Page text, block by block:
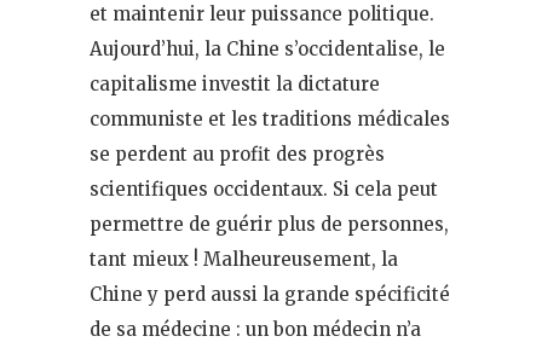
et maintenir leur puissance politique.
Aujourd’hui, la Chine s’occidentalise, le
capitalisme investit la dictature
communiste et les traditions médicales
se perdent au profit des progrès
scientifiques occidentaux. Si cela peut
permettre de guérir plus de personnes,
tant mieux ! Malheureusement, la
Chine y perd aussi la grande spécificité
de sa médecine : un bon médecin n’a